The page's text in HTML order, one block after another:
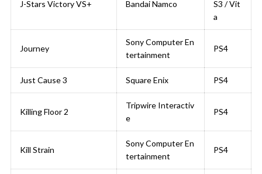
J-Stars Victory VS+ Bandai Namco
S3 / Vit
a
Journey
Sony Computer En
tertainment
PS4
Just Cause 3 Square Enix PS4
Killing Floor 2
Tripwire Interactiv
e
PS4
Kill Strain
Sony Computer En
tertainment
PS4